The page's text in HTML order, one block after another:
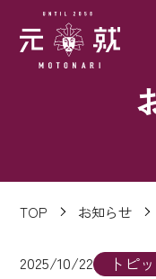
TOP お知らせ
2025/10/22 トピ